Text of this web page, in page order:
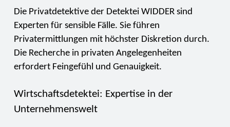
Die Privatdetektive der Detektei WIDDER sind
Experten für sensible Fälle. Sie führen
Privatermittlungen mit höchster Diskretion durch.
Die Recherche in privaten Angelegenheiten
erfordert Feingefühl und Genauigkeit.
Wirtschaftsdetektei: Expertise in der
Unternehmenswelt